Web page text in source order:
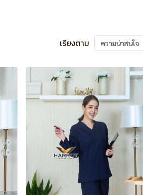
เรียงตาม ความน่าสนใจ